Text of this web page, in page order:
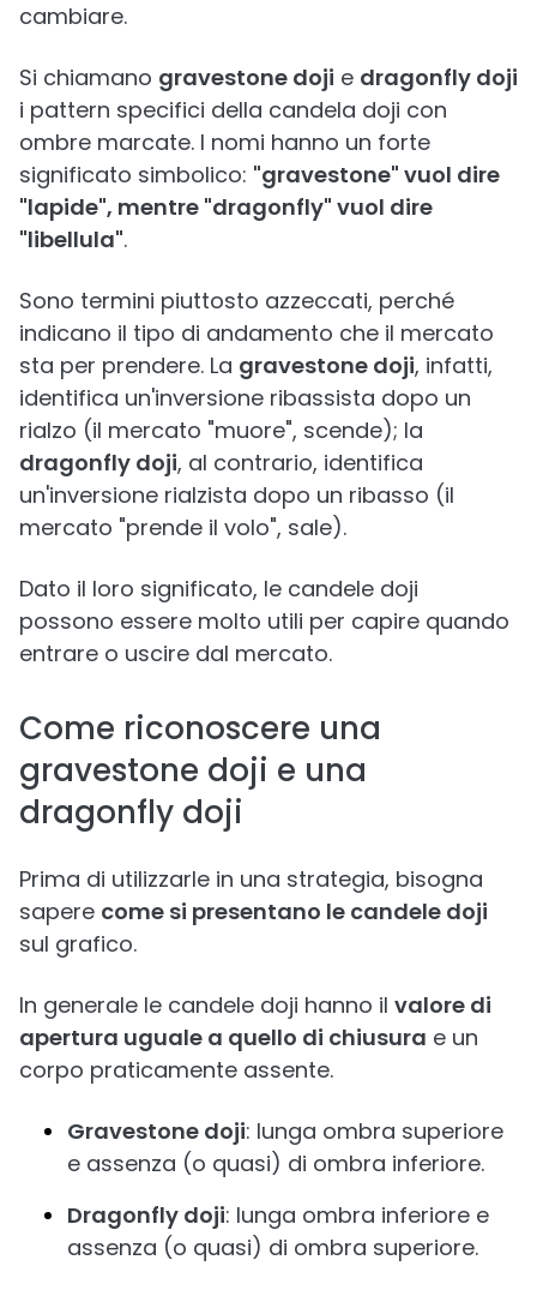
cambiare.
Si chiamano gravestone doji e dragonfly doji
i pattern specifici della candela doji con
ombre marcate. I nomi hanno un forte
significato simbolico: "gravestone" vuol dire
"lapide", mentre "dragonfly" vuol dire
"libellula".
Sono termini piuttosto azzeccati, perché
indicano il tipo di andamento che il mercato
sta per prendere. La gravestone doji, infatti,
identifica un'inversione ribassista dopo un
rialzo (il mercato "muore", scende); la
dragonfly doji, al contrario, identifica
un'inversione rialzista dopo un ribasso (il
mercato "prende il volo", sale).
Dato il loro significato, le candele doji
possono essere molto utili per capire quando
entrare o uscire dal mercato.
Come riconoscere una
gravestone doji e una
dragonfly doji
Prima di utilizzarle in una strategia, bisogna
sapere come si presentano le candele doji
sul grafico.
In generale le candele doji hanno il valore di
apertura uguale a quello di chiusura e un
corpo praticamente assente.
Gravestone doji: lunga ombra superiore
e assenza (o quasi) di ombra inferiore.
Dragonfly doji: lunga ombra inferiore e
assenza (o quasi) di ombra superiore.